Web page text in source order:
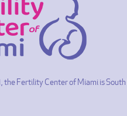
the Fertility Center of Miami is